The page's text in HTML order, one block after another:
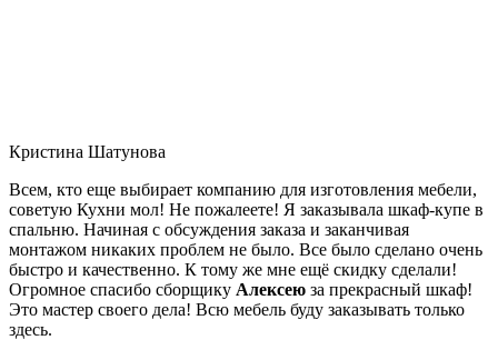
Кристина Шатунова
Всем, кто еще выбирает компанию для изготовления мебели,
советую Кухни мол! Не пожалеете! Я заказывала шкаф-купе в
спальню. Начиная с обсуждения заказа и заканчивая
монтажом никаких проблем не было. Все было сделано очень
быстро и качественно. К тому же мне ещё скидку сделали!
Огромное спасибо сборщику Алексею за прекрасный шкаф!
Это мастер своего дела! Всю мебель буду заказывать только
здесь.